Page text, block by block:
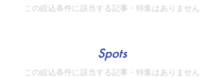
この絞込条件に該当する記事・特集はありません
Spots
この絞込条件に該当する記事・特集はありません